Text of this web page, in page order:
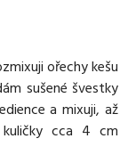
ořechy kešu
sušené švestky
a mixuji, až
cca 4 cm